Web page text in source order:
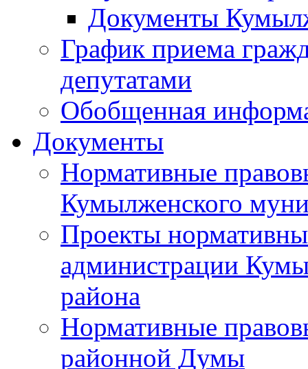
Документы
График приема
депутатами
Обобщенная
Документы
Нормативные
Кумылженского
Проекты
администрации
района
Нормативные
районной Думы